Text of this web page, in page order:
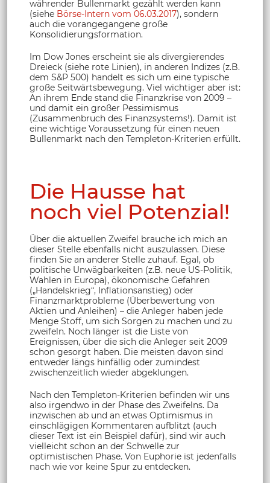
währender Bullenmarkt gezählt werden kann
(siehe Börse-Intern vom 06.03.2017), sondern
auch die vorangegangene große
Konsolidierungsformation.
Im Dow Jones erscheint sie als divergierendes
Dreieck (siehe rote Linien), in anderen Indizes (z.B.
dem S&P 500) handelt es sich um eine typische
große Seitwärtsbewegung. Viel wichtiger aber ist:
An ihrem Ende stand die Finanzkrise von 2009 –
und damit ein großer Pessimismus
(Zusammenbruch des Finanzsystems!). Damit ist
eine wichtige Voraussetzung für einen neuen
Bullenmarkt nach den Templeton-Kriterien erfüllt.
Die Hausse hat
noch viel Potenzial!
Über die aktuellen Zweifel brauche ich mich an
dieser Stelle ebenfalls nicht auszulassen. Diese
finden Sie an anderer Stelle zuhauf. Egal, ob
politische Unwägbarkeiten (z.B. neue US-Politik,
Wahlen in Europa), ökonomische Gefahren
(„Handelskrieg“, Inflationsanstieg) oder
Finanzmarktprobleme (Überbewertung von
Aktien und Anleihen) – die Anleger haben jede
Menge Stoff, um sich Sorgen zu machen und zu
zweifeln. Noch länger ist die Liste von
Ereignissen, über die sich die Anleger seit 2009
schon gesorgt haben. Die meisten davon sind
entweder längs hinfällig oder zumindest
zwischenzeitlich wieder abgeklungen.
Nach den Templeton-Kriterien befinden wir uns
also irgendwo in der Phase des Zweifelns. Da
inzwischen ab und an etwas Optimismus in
einschlägigen Kommentaren aufblitzt (auch
dieser Text ist ein Beispiel dafür), sind wir auch
vielleicht schon an der Schwelle zur
optimistischen Phase. Von Euphorie ist jedenfalls
nach wie vor keine Spur zu entdecken.